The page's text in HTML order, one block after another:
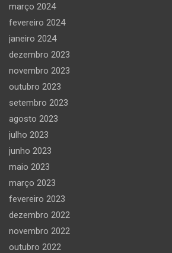
março 2024
fevereiro 2024
janeiro 2024
dezembro 2023
novembro 2023
outubro 2023
setembro 2023
agosto 2023
julho 2023
junho 2023
maio 2023
março 2023
fevereiro 2023
dezembro 2022
novembro 2022
outubro 2022